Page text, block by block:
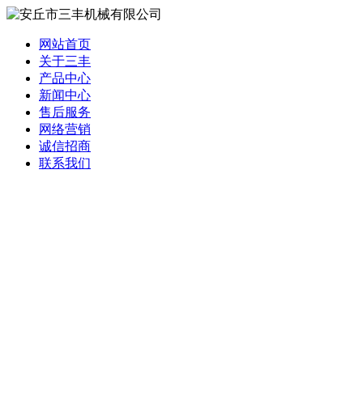
网站首页
关于三丰
产品中心
新闻中心
售后服务
网络营销
诚信招商
联系我们